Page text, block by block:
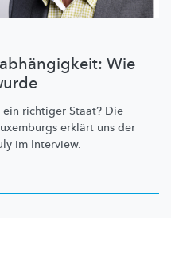
Wie
ein richtiger Staat? Die
erklärt uns der
im Interview.